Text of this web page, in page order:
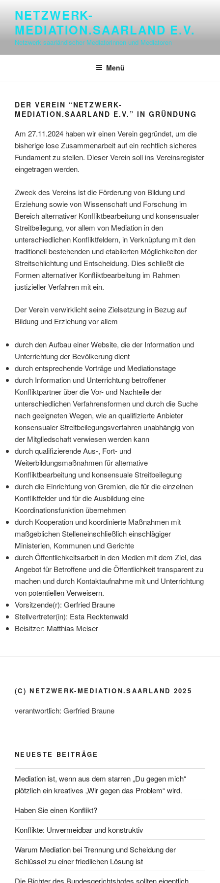
springen
NETZWERK-
MEDIATION.SAARLAND E.V.
Netzwerk saarländischer Mediatorinnen und Mediatoren
Menü
DER VEREIN “NETZWERK-
MEDIATION.SAARLAND E.V.” IN GRÜNDUNG
Am 27.11.2024 haben wir einen Verein gegründet, um die
bisherige lose Zusammenarbeit auf ein rechtlich sicheres
Fundament zu stellen. Dieser Verein soll ins Vereinsregister
eingetragen werden.
Zweck des Vereins ist die Förderung von Bildung und
Erziehung sowie von Wissenschaft und Forschung im
Bereich alternativer Konfliktbearbeitung und konsensualer
Streitbeilegung, vor allem von Mediation in den
unterschiedlichen Konfliktfeldern, in Verknüpfung mit den
traditionell bestehenden und etablierten Möglichkeiten der
Streitschlichtung und Entscheidung. Dies schließt die
Formen alternativer Konfliktbearbeitung im Rahmen
justizieller Verfahren mit ein.
Der Verein verwirklicht seine Zielsetzung in Bezug auf
Bildung und Erziehung vor allem
durch den Aufbau einer Website, die der Information und
Unterrichtung der Bevölkerung dient
durch entsprechende Vorträge und Mediationstage
durch Information und Unterrichtung betroffener
Konfliktpartner über die Vor- und Nachteile der
unterschiedlichen Verfahrensformen und durch die Suche
nach geeigneten Wegen, wie an qualifizierte Anbieter
konsensualer Streitbeilegungsverfahren unabhängig von
der Mitgliedschaft verwiesen werden kann
durch qualifizierende Aus-, Fort- und
Weiterbildungsmaßnahmen für alternative
Konfliktbearbeitung und konsensuale Streitbeilegung
durch die Einrichtung von Gremien, die für die einzelnen
Konfliktfelder und für die Ausbildung eine
Koordinationsfunktion übernehmen
durch Kooperation und koordinierte Maßnahmen mit
maßgeblichen Stelleneinschließlich einschlägiger
Ministerien, Kommunen und Gerichte
durch Öffentlichkeitsarbeit in den Medien mit dem Ziel, das
Angebot für Betroffene und die Öffentlichkeit transparent zu
machen und durch Kontaktaufnahme mit und Unterrichtung
von potentiellen Verweisern.
Vorsitzende(r): Gerfried Braune
Stellvertreter(in): Esta Recktenwald
Beisitzer: Matthias Meiser
(C) NETZWERK-MEDIATION.SAARLAND 2025
verantwortlich: Gerfried Braune
NEUESTE BEITRÄGE
Mediation ist, wenn aus dem starren „Du gegen mich“
plötzlich ein kreatives „Wir gegen das Problem“ wird.
Haben Sie einen Konflikt?
Konflikte: Unvermeidbar und konstruktiv
Warum Mediation bei Trennung und Scheidung der
Schlüssel zu einer friedlichen Lösung ist
Die Richter des Bundesgerichtshofes sollten eigentlich